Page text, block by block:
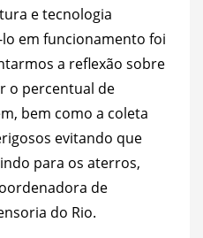
e tecnologia
em funcionamento foi
a reflexão sobre
o percentual de
bem como a coleta
evitando que
para os aterros,
de
do Rio.